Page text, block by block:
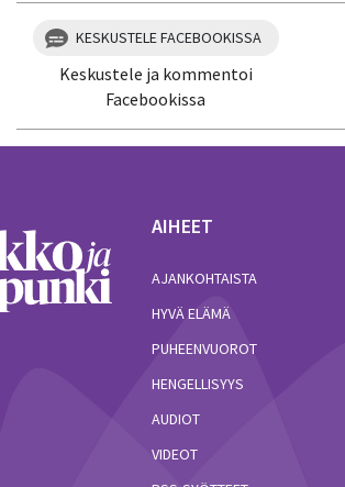
KESKUSTELE FACEBOOKISSA
Keskustele ja kommentoi
Facebookissa
AIHEET
AJANKOHTAISTA
HYVÄ ELÄMÄ
PUHEENVUOROT
HENGELLISYYS
AUDIOT
VIDEOT